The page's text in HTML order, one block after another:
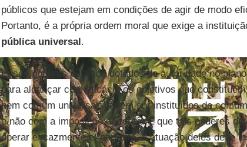
públicos que estejam em condições de agir de modo
Portanto, é a própria ordem moral que exige a
pública universal.
Esses poderes públicos dotados de autoridade no
para alcançar com eficácia os objetivos que
bem comum universal, devem ser instituídos de
e não com a imposição da força. É que tais poderes
operar eficazmente e, portanto, a atuação deles deve